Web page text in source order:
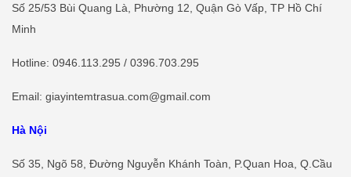
Số 25/53 Bùi Quang Là, Phường 12, Quận Gò Vấp, TP Hồ Chí
Minh
Hotline: 0946.113.295 / 0396.703.295
Email: giayintemtrasua.com@gmail.com
Hà Nội
Số 35, Ngõ 58, Đường Nguyễn Khánh Toàn, P.Quan Hoa, Q.Cầu